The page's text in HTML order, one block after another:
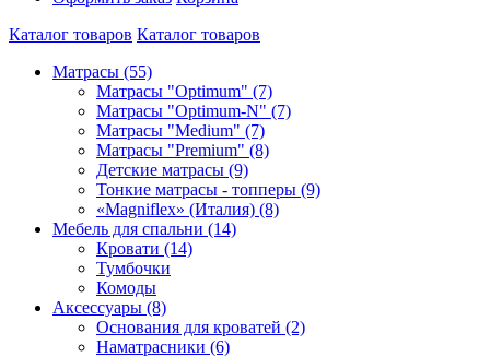
Каталог товаров Каталог товаров
Матрасы (55)
Матрасы "Optimum" (7)
Матрасы "Optimum-N" (7)
Матрасы "Medium" (7)
Матрасы "Premium" (8)
Детские матрасы (9)
Тонкие матрасы - топперы (9)
«Magniflex» (Италия) (8)
Мебель для спальни (14)
Кровати (14)
Тумбочки
Комоды
Аксессуары (8)
Основания для кроватей (2)
Наматрасники (6)